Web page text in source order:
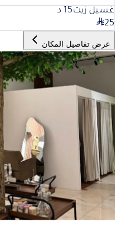
غسيل زيت15 د
25
عرض تفاصيل المكان